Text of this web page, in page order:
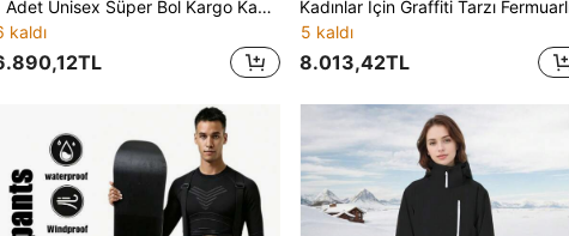
1 Adet Unisex Süper Bol Kargo Kayak Pantolonu, Hip-Hop Geniş Paça Manşetli Kesim, Çoklu Kargo Saklama Cepli, Çoklu Düğme Ayarlı ve Kordonlu Bel, Güçlendirilmiş Dikiş Yapısı, Sokak Stili, Çeşitli Kış Dış Mekan Kar Aktiviteleri İçin Uygun Çift Spor Kar Pantolonu
kaldı
5 kaldı
8.013,42TL